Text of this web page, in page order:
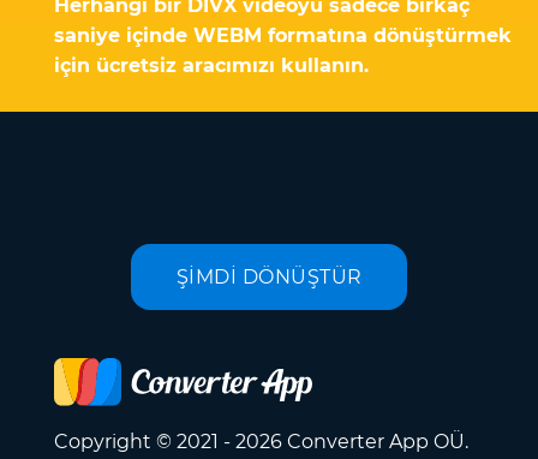
Herhangi bir DIVX videoyu sadece birkaç
saniye içinde WEBM formatına dönüştürmek
için ücretsiz aracımızı kullanın.
ŞİMDİ DÖNÜŞTÜR
Copyright © 2021 - 2026 Converter App OÜ.